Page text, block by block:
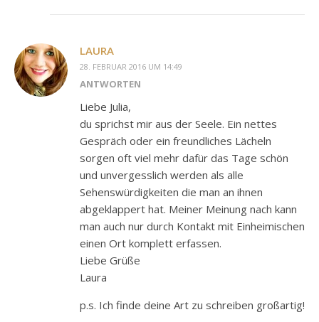
LAURA
28. FEBRUAR 2016 UM 14:49
ANTWORTEN
Liebe Julia,
du sprichst mir aus der Seele. Ein nettes
Gespräch oder ein freundliches Lächeln
sorgen oft viel mehr dafür das Tage schön
und unvergesslich werden als alle
Sehenswürdigkeiten die man an ihnen
abgeklappert hat. Meiner Meinung nach kann
man auch nur durch Kontakt mit Einheimischen
einen Ort komplett erfassen.
Liebe Grüße
Laura
p.s. Ich finde deine Art zu schreiben großartig!